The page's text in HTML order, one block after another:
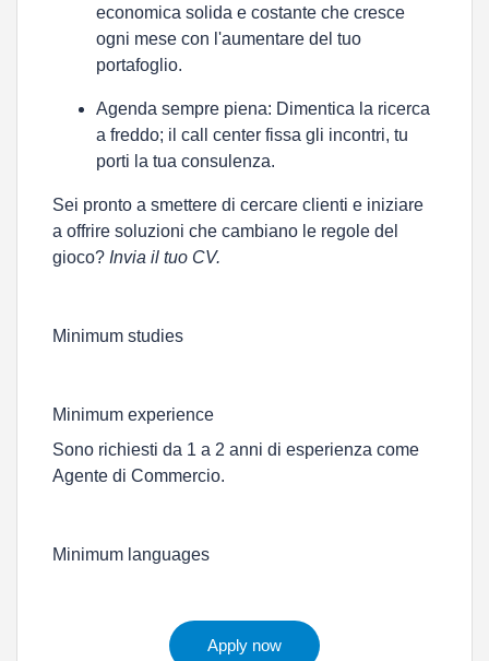
economica solida e costante che cresce
ogni mese con l'aumentare del tuo
portafoglio.
Agenda sempre piena: Dimentica la ricerca
a freddo; il call center fissa gli incontri, tu
porti la tua consulenza.
Sei pronto a smettere di cercare clienti e iniziare
a offrire soluzioni che cambiano le regole del
gioco? Invia il tuo CV.
Minimum studies
Minimum experience
Sono richiesti da 1 a 2 anni di esperienza come
Agente di Commercio.
Minimum languages
Apply now